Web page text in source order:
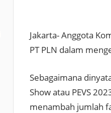
Jakarta- Anggota
PT PLN dalam
Sebagaimana
Show atau PEVS
menambah jumlah